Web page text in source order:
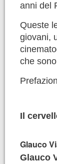
anni del
Queste
giovani,
che
Il
Glauco
Glauco